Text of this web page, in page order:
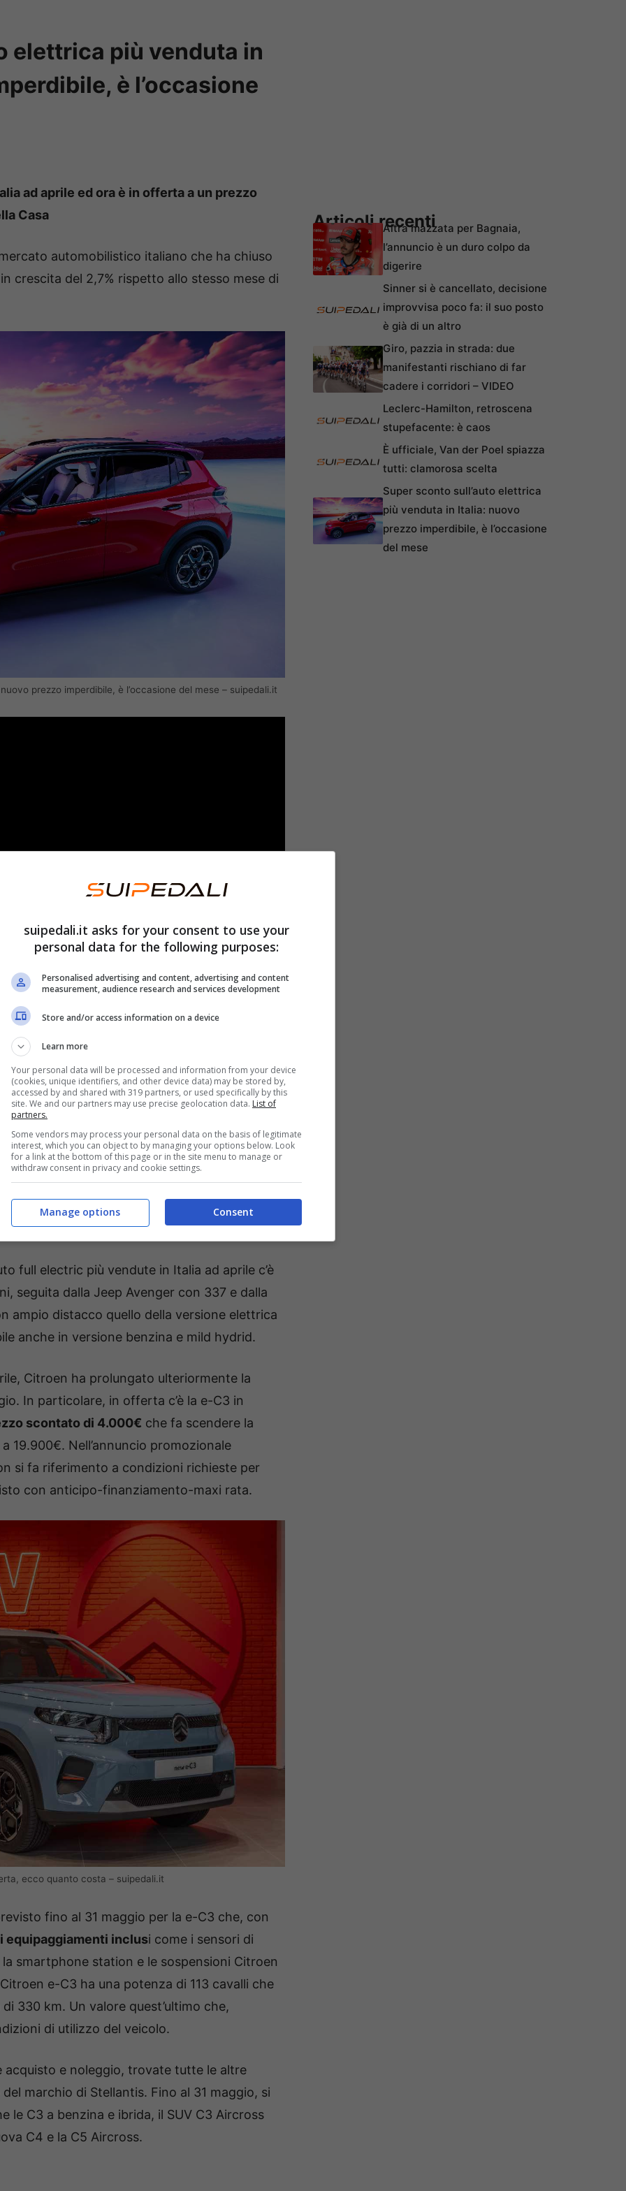
elettrica più venduta in
è l’occasione
ad aprile ed ora è in offerta a un prezzo
Casa
automobilistico italiano che ha chiuso
crescita del 2,7% rispetto allo stesso mese di
prezzo imperdibile, è l’occasione del mese – suipedali.it
italiano ovvero la supremazia indiscussa
nella classifica delle auto più vendute
anno) e l’oramai avvenuto sorpasso dei
nella quota di mercato più elevata delle
nel segmento delle auto elettriche
addirittura del 108% rispetto a quello di un
aprile in Italia è in offerta,
full electric più vendute in Italia ad aprile c’è
seguita dalla Jeep Avenger con 337 e dalla
ampio distacco quello della versione elettrica
anche in versione benzina e mild hydrid.
Citroen ha prolungato ulteriormente la
In particolare, in offerta c’è la e-C3 in
scontato di 4.000€ che fa scendere la
19.900€. Nell’annuncio promozionale
si fa riferimento a condizioni richieste per
con anticipo-finanziamento-maxi rata.
ecco quanto costa – suipedali.it
fino al 31 maggio per la e-C3 che, con
equipaggiamenti inclusi come i sensori di
smartphone station e le sospensioni Citroen
e-C3 ha una potenza di 113 cavalli che
330 km. Un valore quest’ultimo che,
di utilizzo del veicolo.
acquisto e noleggio, trovate tutte le altre
marchio di Stellantis. Fino al 31 maggio, si
le C3 a benzina e ibrida, il SUV C3 Aircross
C4 e la C5 Aircross.
Articoli recentiAltra mazzata per Bagnaia,
l’annuncio è un duro colpo da
digerire
Sinner si è cancellato, decisione
improvvisa poco fa: il suo posto
è già di un altro
Giro, pazzia in strada: due
manifestanti rischiano di far
cadere i corridori – VIDEO
Leclerc-Hamilton, retroscena
stupefacente: è caos
È ufficiale, Van der Poel spiazza
tutti: clamorosa scelta
Super sconto sull’auto elettrica
più venduta in Italia: nuovo
prezzo imperdibile, è l’occasione
del mese
suipedali.it asks for your consent to use your
personal data for the following purposes:
Personalised advertising and content, advertising and content
measurement, audience research and services development
Store and/or access information on a device
Learn more
Your personal data will be processed and information from your device
(cookies, unique identifiers, and other device data) may be stored by,
accessed by and shared with 319 partners, or used specifically by this
site. We and our partners may use precise geolocation data. List of
partners.
Some vendors may process your personal data on the basis of legitimate
interest, which you can object to by managing your options below. Look
for a link at the bottom of this page or in the site menu to manage or
withdraw consent in privacy and cookie settings.
Consent
Manage options